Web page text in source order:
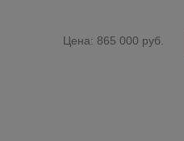
Цена: 865 000 руб.